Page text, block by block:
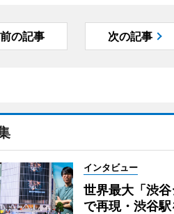
前の記事 次の記事
インタビュー
世界最大「渋
で再現・渋谷